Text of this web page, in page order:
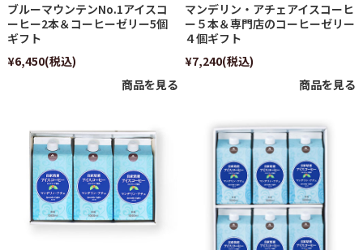
ブルーマウンテンNo.1アイスコ
ーヒー2本＆コーヒーゼリー5個
ギフト
¥6,450(税込)
商品を見る
マンデリン・アチェアイスコーヒ
ー５本＆専門店のコーヒーゼリー
４個ギフト
¥7,240(税込)
商品を見る